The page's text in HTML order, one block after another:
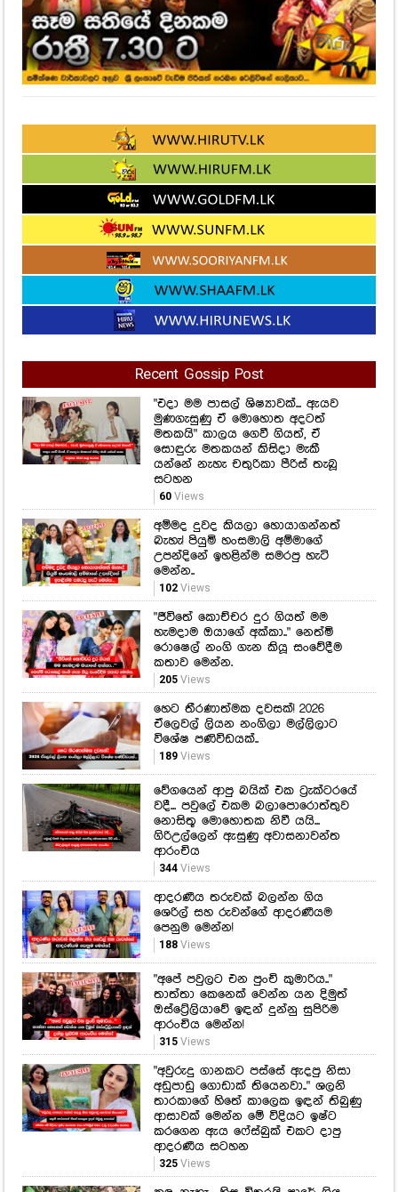
Recent Gossip Post
"එදා මම පාසල් ශිෂ්‍යාවක්... ඇයව
මුණගැසුණු ඒ මොහොත අදටත්
මතකයි" කාලය ගෙවී ගියත්, ඒ
සොඳුරු මතකයන් කිසිදා මැකී
යන්නේ නැහැ චතුරිකා පීරිස් තැබූ
සටහන
60Views
අම්මද දුවද කියලා හොයාගන්නත්
බැහැ! පියුමි හංසමාලි අම්මාගේ
උපන්දිනේ ඉහළින්ම සමරපු හැටි
මෙන්න..
102Views
"ජීවිතේ කොච්චර දුර ගියත් මම
හැමදාම ඔයාගේ අක්කා.." නෙත්මි
රොෂෙල් නංගි ගැන කියූ සංවේදීම
කතාව මෙන්න.
205Views
හෙට තීරණාත්මක දවසක්! 2026
ඒලෙවල් ලියන නංගිලා මල්ලිලාට
විශේෂ පණිවිඩයක්..
189Views
වේගයෙන් ආපු බයික් එක ට්‍රැක්ටරයේ
වදී... පවුලේ එකම බලාපොරොත්තුව
නොසිතූ මොහොතක නිවී යයි...
ගිරිඋල්ලෙන් ඇසුණු අවාසනාවන්ත
ආරංචිය
344Views
ආදරණීය තරුවක් බලන්න ගිය
ශෙරිල් සහ රුවන්ගේ ආදරණීයම
පෙනුම මෙන්න!
188Views
"අපේ පවුලට එන පුංචි කුමාරිය.."
තාත්තා කෙනෙක් වෙන්න යන දිමුත්
ඔස්ට්‍රේලියාවේ ඉඳන් දුන්නු සුපිරිම
ආරංචිය මෙන්න!
315Views
"අවුරුදු ගානකට පස්සේ ඇදපු නිසා
අඩුපාඩු ගොඩාක් තියෙනවා.." ශලනි
තාරකාගේ හිතේ කාලෙක ඉඳන් තිබුණු
ආසාවක් මෙන්න මේ විදියට ඉෂ්ට
කරගෙන ඇය ෆේස්බුක් එකට දාපු
ආදරණීය සටහන
325Views